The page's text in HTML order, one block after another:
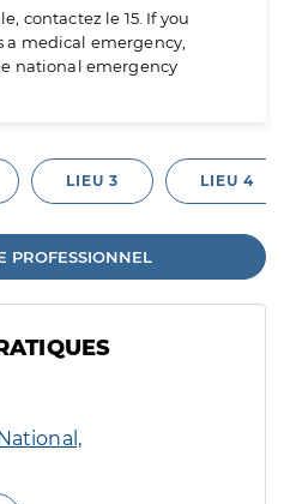
contactez le 15. If you
a medical emergency,
national emergency
LIEU 3 LIEU 4
PROFESSIONNEL